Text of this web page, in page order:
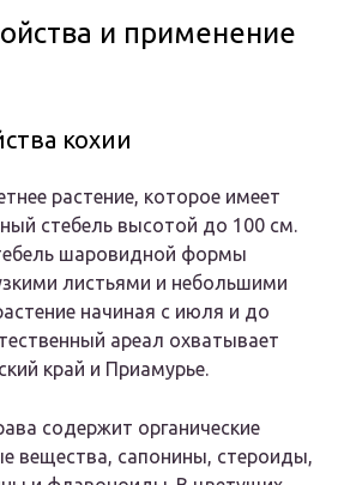
и применение
кохии
растение, которое имеет
стебель высотой до 100 см.
шаровидной формы
листьями и небольшими
начиная с июля и до
ареал охватывает
край и Приамурье.
содержит органические
вещества, сапонины, стероиды,